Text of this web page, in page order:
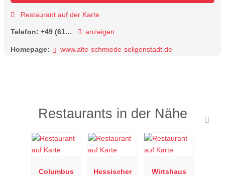
Restaurant auf der Karte
Telefon: +49 (61... anzeigen
Homepage: www.alte-schmiede-seligenstadt.de
Restaurants in der Nähe
Columbus
Hessischer
Wirtshaus